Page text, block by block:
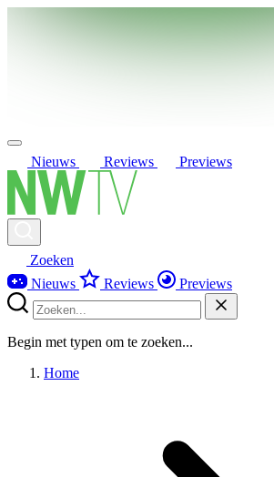
Nieuws Reviews Previews
Zoeken
Nieuws
Reviews Previews
Begin met typen om te zoeken...
Home